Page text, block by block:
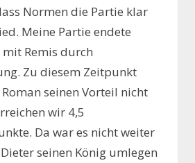
Normen die Partie klar
Meine Partie endete
Remis durch
Zu diesem Zeitpunkt
seinen Vorteil nicht
wir 4,5
Da war es nicht weiter
seinen König umlegen